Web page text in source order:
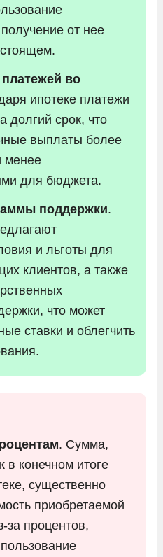
от нее
во
ипотеке платежи
долгий срок, что
выплаты более
менее
для бюджета.
поддержки.
и льготы для
клиентов, а также
что может
ставки и облегчить
. Сумма,
в конечном итоге
существенно
приобретаемой
за процентов,